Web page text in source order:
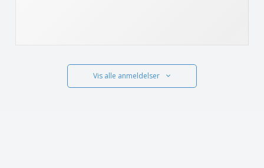
Vis alle anmeldelser